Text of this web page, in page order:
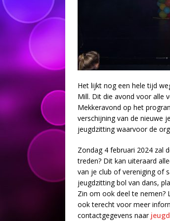
Het lijkt nog een hele tijd
Mill. Dit die avond voor alle
Mekkeravond op het
verschijning van de nieuwe
jeugdzitting waarvoor de
Zondag 4 februari 2024 zal
treden? Dit kan uiteraard
van je club of vereniging of
jeugdzitting bol van dans,
Zin om ook deel te nemen?
ook terecht voor meer
contactgegevens naar